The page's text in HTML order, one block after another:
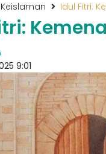
Keislaman Idul Fitri:
9:01